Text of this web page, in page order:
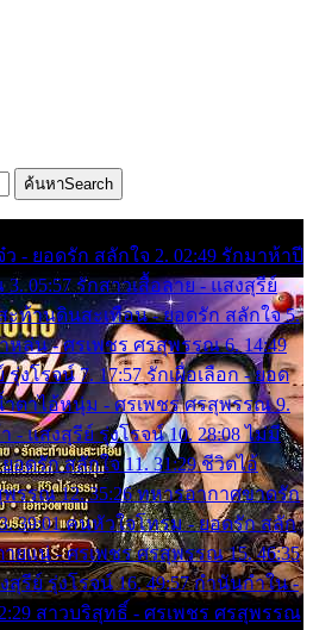
ค้นหาSearch
ว - ยอดรัก สลักใจ 2. 02:49 รักมาห้าปี
05:57 รักสาวเสื้อลาย - แสงสุรีย์
ะท้านดินสะเทือน - ยอดรัก สลักใจ 5.
หล่น - ศรเพชร ศรสุพรรณ 6. 14:49
งโรจน์ 7. 17:57 รักเผื่อเลือก - ยอด
ำตาไอ้หนุ่ม - ศรเพชร ศรสุพรรณ 9.
- แสงสุรีย์ รุ่งโรจน์ 10. 28:08 ไม่มี
อดรัก สลักใจ 11. 31:29 ชีวิตไอ้
รรณ 12. 35:26 ทหารอากาศขาดรัก
39:01 คนหัวใจโทรม - ยอดรัก สลัก
ายแน่ - ศรเพชร ศรสุพรรณ 15. 46:35
รีย์ รุ่งโรจน์ 16. 49:57 กำนันกำใน -
สาวบริสุทธิ์ - ศรเพชร ศรสุพรรณ